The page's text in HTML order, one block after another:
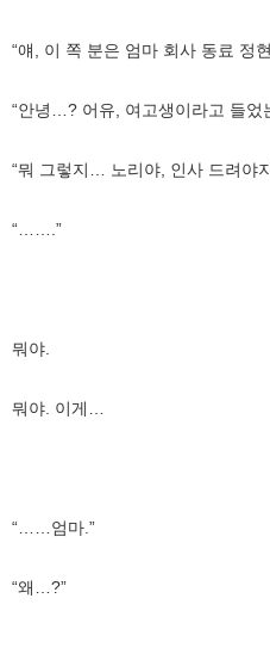
“얘, 이 쪽 분은 엄마 회사 동료 정
“안녕…? 어유, 여고생이라고 들었
“뭐 그렇지… 노리야, 인사 드려야
“…….”
뭐야.
뭐야. 이게…
“……엄마.”
“왜…?”